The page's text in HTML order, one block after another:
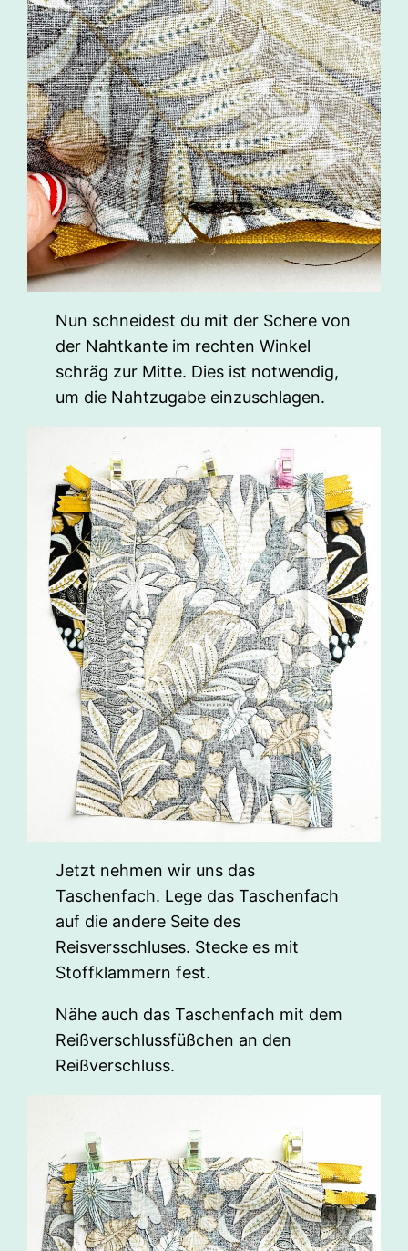
Nun schneidest du mit der Schere von
der Nahtkante im rechten Winkel
schräg zur Mitte. Dies ist notwendig,
um die Nahtzugabe einzuschlagen.
Jetzt nehmen wir uns das
Taschenfach. Lege das Taschenfach
auf die andere Seite des
Reisversschluses. Stecke es mit
Stoffklammern fest.
Nähe auch das Taschenfach mit dem
Reißverschlussfüßchen an den
Reißverschluss.